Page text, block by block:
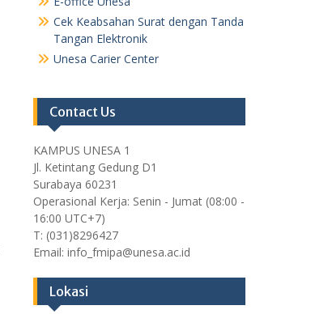
Cek Keabsahan Surat dengan Tanda
Tangan Elektronik
Unesa Carier Center
Contact Us
KAMPUS UNESA 1
Jl. Ketintang Gedung D1
Surabaya 60231
Operasional Kerja: Senin - Jumat (08:00 -
16:00 UTC+7)
T: (031)8296427
Email: info_fmipa@unesa.ac.id
Lokasi